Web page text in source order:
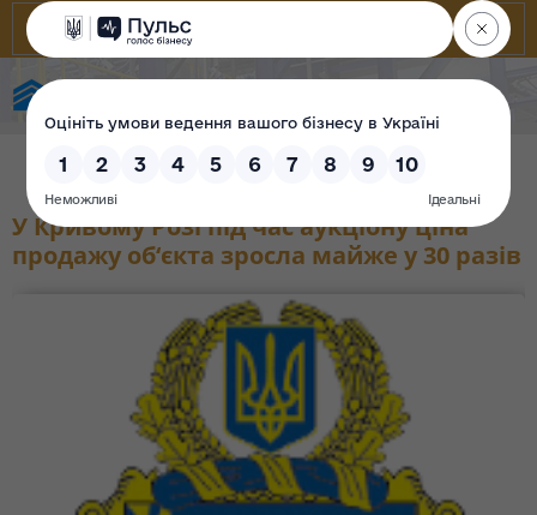
У Кривому Розі під час аукціону ціна
продажу об‘єкта зросла майже у 30 разів